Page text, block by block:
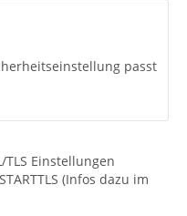
passt
TLS Einstellungen
(Infos dazu im